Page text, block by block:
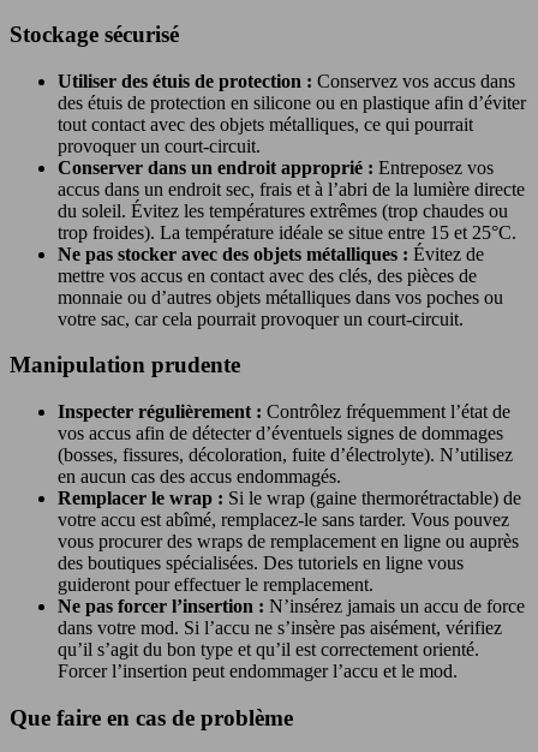
Stockage sécurisé
Utiliser des étuis de protection : Conservez vos accus dans
des étuis de protection en silicone ou en plastique afin d’éviter
tout contact avec des objets métalliques, ce qui pourrait
provoquer un court-circuit.
Conserver dans un endroit approprié : Entreposez vos
accus dans un endroit sec, frais et à l’abri de la lumière directe
du soleil. Évitez les températures extrêmes (trop chaudes ou
trop froides). La température idéale se situe entre 15 et 25°C.
Ne pas stocker avec des objets métalliques : Évitez de
mettre vos accus en contact avec des clés, des pièces de
monnaie ou d’autres objets métalliques dans vos poches ou
votre sac, car cela pourrait provoquer un court-circuit.
Manipulation prudente
Inspecter régulièrement : Contrôlez fréquemment l’état de
vos accus afin de détecter d’éventuels signes de dommages
(bosses, fissures, décoloration, fuite d’électrolyte). N’utilisez
en aucun cas des accus endommagés.
Remplacer le wrap : Si le wrap (gaine thermorétractable) de
votre accu est abîmé, remplacez-le sans tarder. Vous pouvez
vous procurer des wraps de remplacement en ligne ou auprès
des boutiques spécialisées. Des tutoriels en ligne vous
guideront pour effectuer le remplacement.
Ne pas forcer l’insertion : N’insérez jamais un accu de force
dans votre mod. Si l’accu ne s’insère pas aisément, vérifiez
qu’il s’agit du bon type et qu’il est correctement orienté.
Forcer l’insertion peut endommager l’accu et le mod.
Que faire en cas de problème